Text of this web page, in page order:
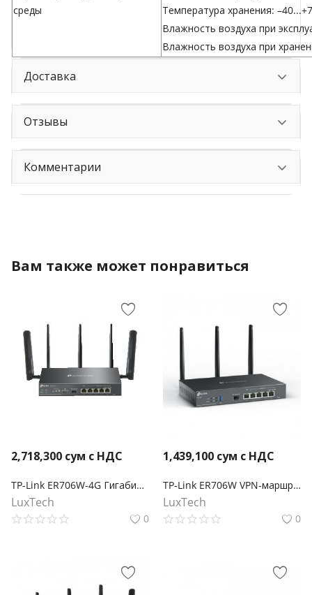
среды
Температура хранения:
Влажность воздуха при
Влажность воздуха при
Доставка
Отзывы
Комментарии
Вам также может понравиться
2,718,300 сум с НДС
TP-Link ER706W-4G Гигабитный VPN-маршрутизатор Omada 4G+ Cat6 AX3000
LuxTech
0
1,439,100 сум с НДС
TP-Link ER706W VPN‑маршрутизатор Omada с гигабитными портами и поддержкой Wi‑Fi AX3000
LuxTech
0